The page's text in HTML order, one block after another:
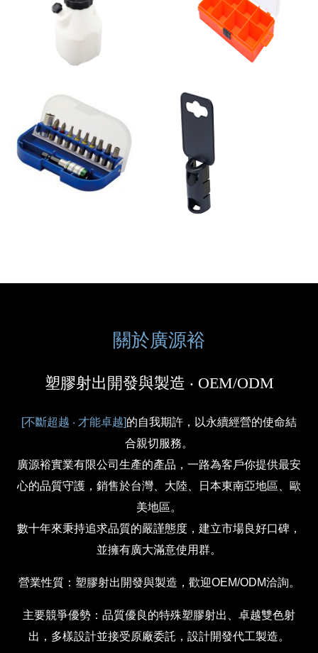
關於廣源裕
塑膠射出開發與製造 ‧ OEM/ODM
[不斷超越 ‧ 才能卓越]的自我期許，以永續經營的使命結
合親切服務。
廣源裕實業有限公司生產的產品，一路為客戶你提供最安
心的品質守護，銷售於台灣、大陸、日本東南亞地區、歐
美地區。
數十年來秉持追求品質的嚴謹態度，建立市場良好口碑，
並擁有廣大滿意使用群。
營業性質：塑膠射出開發與製造，歡迎OEM/ODM洽詢。
主要競爭優勢：品質優良的特殊塑膠射出、卓越雙色射
出，多樣設計並接受原廠委託，設計開發代工製造。